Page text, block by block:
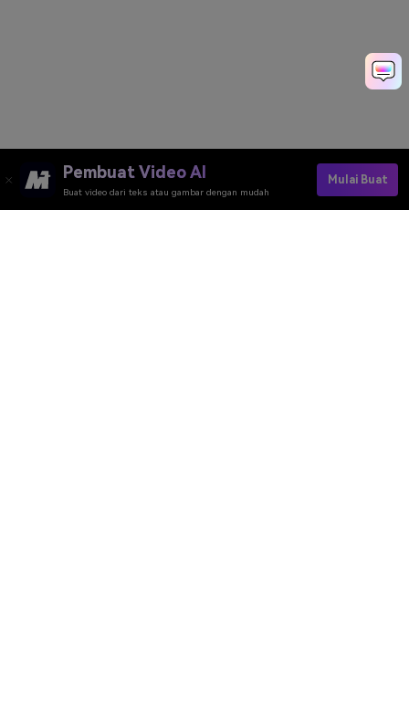
Pembuat Video AI
Buat video dari teks atau gambar dengan mudah
Mulai Buat